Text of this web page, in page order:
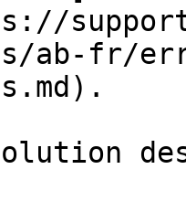
ab-fr/
des